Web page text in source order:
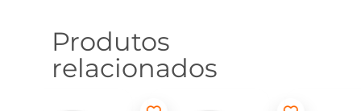
Produtos
relacionados